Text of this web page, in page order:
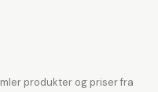
produkter og priser fra